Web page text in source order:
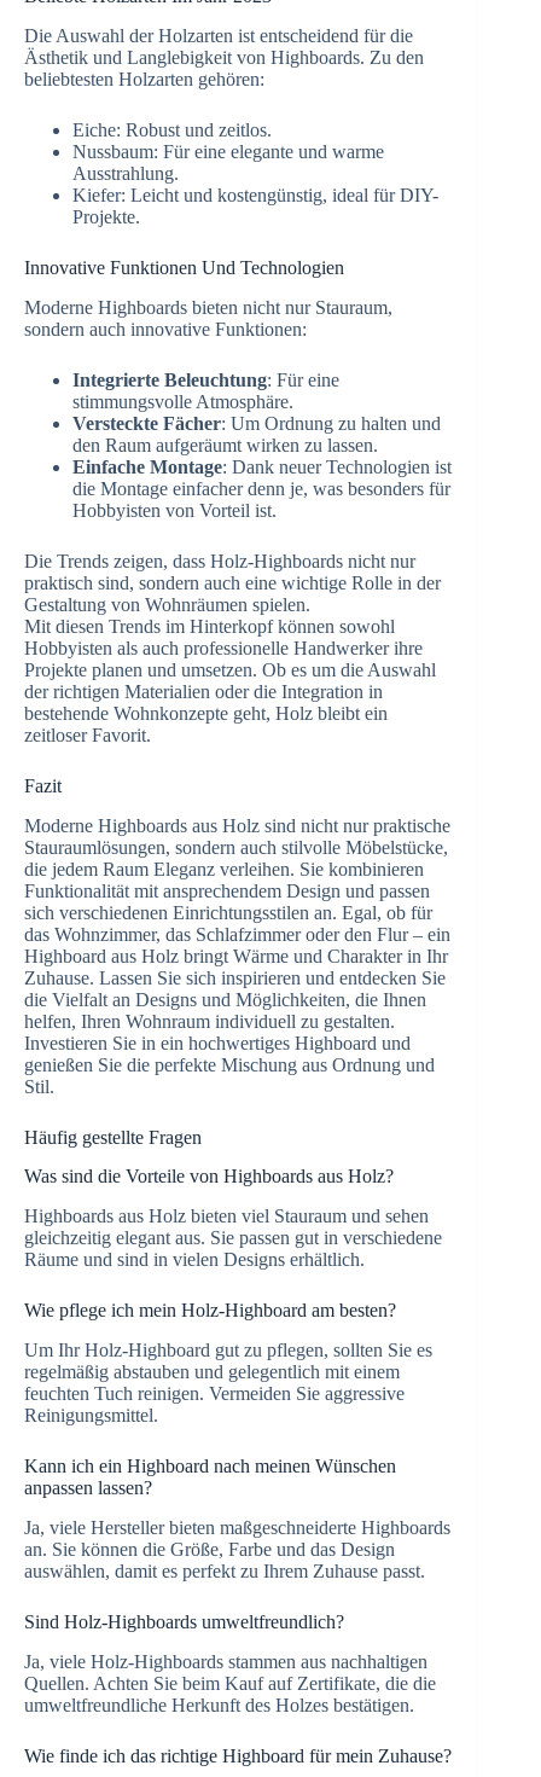
Die Auswahl der Holzarten ist entscheidend für die
Ästhetik und Langlebigkeit von Highboards. Zu den
beliebtesten Holzarten gehören:
Eiche: Robust und zeitlos.
Nussbaum: Für eine elegante und warme
Ausstrahlung.
Kiefer: Leicht und kostengünstig, ideal für DIY-
Projekte.
Innovative Funktionen Und Technologien
Moderne Highboards bieten nicht nur Stauraum,
sondern auch innovative Funktionen:
Integrierte Beleuchtung: Für eine
stimmungsvolle Atmosphäre.
Versteckte Fächer: Um Ordnung zu halten und
den Raum aufgeräumt wirken zu lassen.
Einfache Montage: Dank neuer Technologien ist
die Montage einfacher denn je, was besonders für
Hobbyisten von Vorteil ist.
Die Trends zeigen, dass Holz-Highboards nicht nur
praktisch sind, sondern auch eine wichtige Rolle in der
Gestaltung von Wohnräumen spielen.
Mit diesen Trends im Hinterkopf können sowohl
Hobbyisten als auch professionelle Handwerker ihre
Projekte planen und umsetzen. Ob es um die Auswahl
der richtigen Materialien oder die Integration in
bestehende Wohnkonzepte geht, Holz bleibt ein
zeitloser Favorit.
Fazit
Moderne Highboards aus Holz sind nicht nur praktische
Stauraumlösungen, sondern auch stilvolle Möbelstücke,
die jedem Raum Eleganz verleihen. Sie kombinieren
Funktionalität mit ansprechendem Design und passen
sich verschiedenen Einrichtungsstilen an. Egal, ob für
das Wohnzimmer, das Schlafzimmer oder den Flur – ein
Highboard aus Holz bringt Wärme und Charakter in Ihr
Zuhause. Lassen Sie sich inspirieren und entdecken Sie
die Vielfalt an Designs und Möglichkeiten, die Ihnen
helfen, Ihren Wohnraum individuell zu gestalten.
Investieren Sie in ein hochwertiges Highboard und
genießen Sie die perfekte Mischung aus Ordnung und
Stil.
Häufig gestellte Fragen
Was sind die Vorteile von Highboards aus Holz?
Highboards aus Holz bieten viel Stauraum und sehen
gleichzeitig elegant aus. Sie passen gut in verschiedene
Räume und sind in vielen Designs erhältlich.
Wie pflege ich mein Holz-Highboard am besten?
Um Ihr Holz-Highboard gut zu pflegen, sollten Sie es
regelmäßig abstauben und gelegentlich mit einem
feuchten Tuch reinigen. Vermeiden Sie aggressive
Reinigungsmittel.
Kann ich ein Highboard nach meinen Wünschen
anpassen lassen?
Ja, viele Hersteller bieten maßgeschneiderte Highboards
an. Sie können die Größe, Farbe und das Design
auswählen, damit es perfekt zu Ihrem Zuhause passt.
Sind Holz-Highboards umweltfreundlich?
Ja, viele Holz-Highboards stammen aus nachhaltigen
Quellen. Achten Sie beim Kauf auf Zertifikate, die die
umweltfreundliche Herkunft des Holzes bestätigen.
Wie finde ich das richtige Highboard für mein Zuhause?